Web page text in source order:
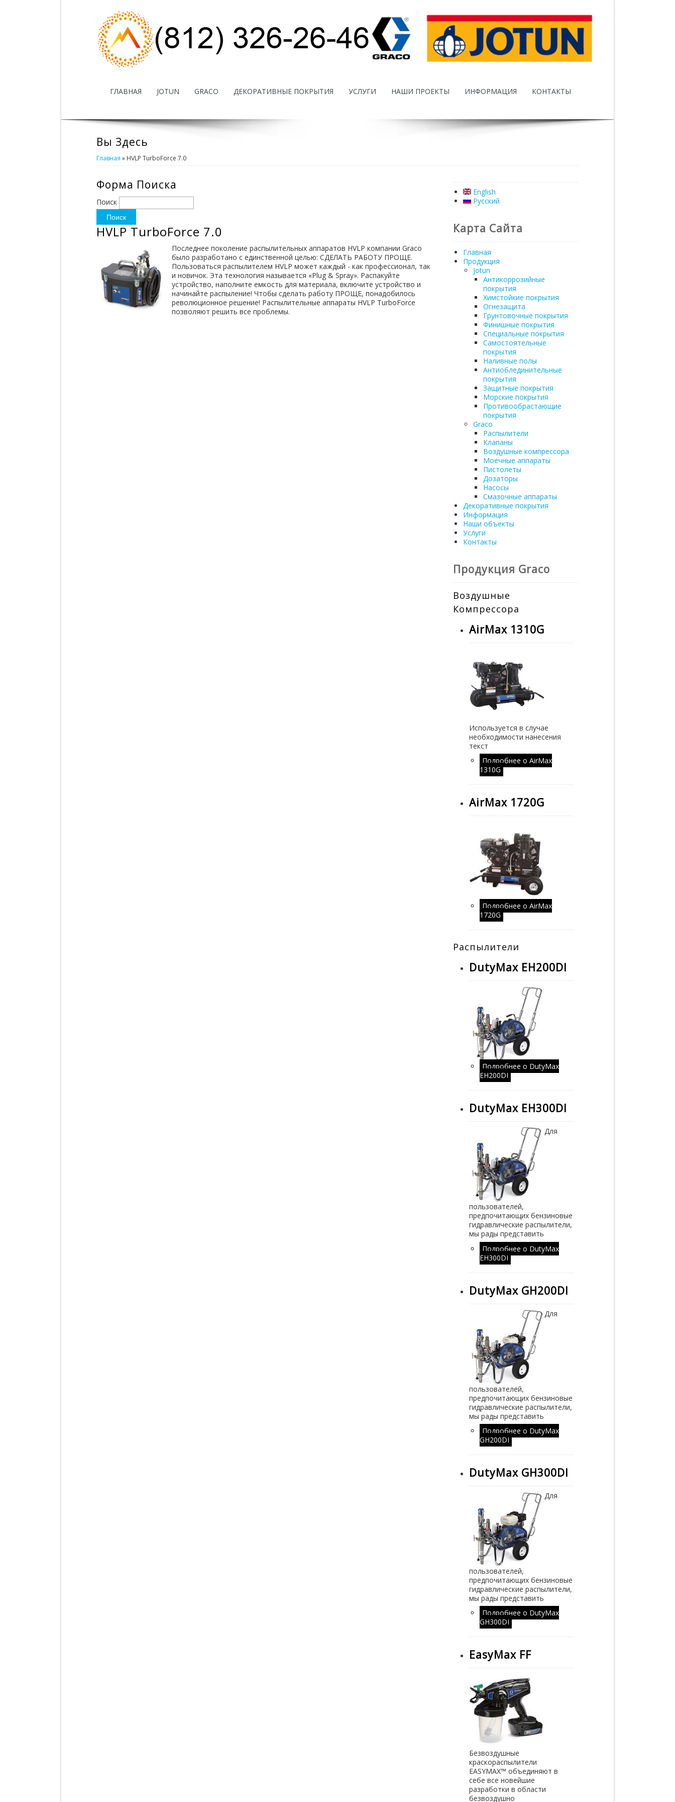
ГЛАВНАЯ JOTUN GRACO ДЕКОРАТИВНЫЕ ПОКРЫТИЯ УСЛУГИ НАШИ ПРОЕКТЫ ИНФОРМАЦИЯ КОНТАКТЫ
Вы Здесь
Главная » HVLP TurboForce 7.0
Форма Поиска
Поиск
HVLP TurboForce 7.0
Последнее поколение распылительных аппаратов HVLP компании Graco
было разработано с единственной целью: СДЕЛАТЬ РАБОТУ ПРОЩЕ.
Пользоваться распылителем HVLP может каждый - как профессионал, так
и новичок. Эта технология называется «Plug & Spray». Распакуйте
устройство, наполните емкость для материала, включите устройство и
начинайте распыление! Чтобы сделать работу ПРОЩЕ, понадобилось
революционное решение! Распылительные аппараты HVLP TurboForce
позволяют решить все проблемы.
English
Русский
Карта Сайта
Главная
Продукция
Jotun
Антикоррозийные
покрытия
Химстойкие покрытия
Огнезащита
Грунтовочные покрытия
Финишные покрытия
Специальные покрытия
Самостоятельные
покрытия
Наливные полы
Антиоблединительные
покрытия
Защитные покрытия
Морские покрытия
Противообрастающие
покрытия
Graco
Распылители
Клапаны
Воздушные компрессора
Моечные аппараты
Пистолеты
Дозаторы
Насосы
Смазочные аппараты
Декоративные покрытия
Информация
Наши объекты
Услуги
Контакты
Продукция Graco
Воздушные
Компрессора
AirMax 1310G
Используется в случае
необходимости нанесения
текст
Подробнее о AirMax
1310G
AirMax 1720G
Подробнее о AirMax
1720G
Распылители
DutyMax EH200DI
Подробнее о DutyMax
EH200DI
DutyMax EH300DI
Для
пользователей,
предпочитающих бензиновые
гидравлические распылители,
мы рады представить
Подробнее о DutyMax
EH300DI
DutyMax GH200DI
Для
пользователей,
предпочитающих бензиновые
гидравлические распылители,
мы рады представить
Подробнее о DutyMax
GH200DI
DutyMax GH300DI
Для
пользователей,
предпочитающих бензиновые
гидравлические распылители,
мы рады представить
Подробнее о DutyMax
GH300DI
EasyMax FF
Безвоздушные
краскораспылители
EASYMAX™ объединяют в
себе все новейшие
разработки в области
безвоздушно